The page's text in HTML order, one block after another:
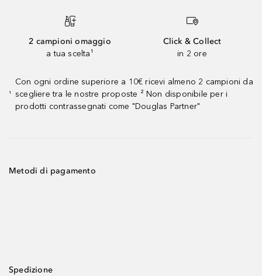
2 campioni omaggio
a tua scelta¹
Click & Collect
in 2 ore
¹
Con ogni ordine superiore a 10€ ricevi almeno 2 campioni da
scegliere tra le nostre proposte ² Non disponibile per i
prodotti contrassegnati come "Douglas Partner"
Metodi di pagamento
Spedizione